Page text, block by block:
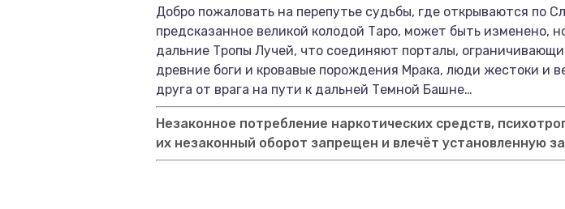
Добро пожаловать на перепутье судьбы, где открываются по
предсказанное великой колодой Таро, может быть изменено,
дальние Тропы Лучей, что соединяют порталы,
древние боги и кровавые порождения Мрака, люди жестоки и
друга от врага на пути к дальней Темной Башне…
Незаконное потребление наркотических средств,
их незаконный оборот запрещен и влечёт установленную